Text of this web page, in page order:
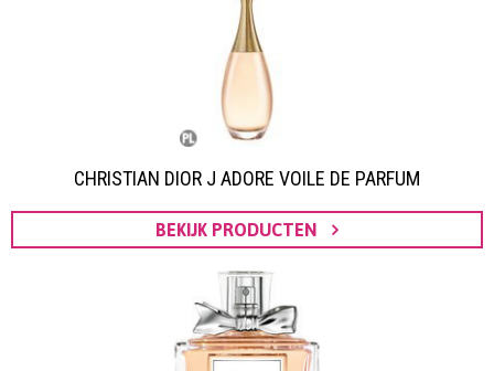
CHRISTIAN DIOR J ADORE VOILE DE PARFUM
BEKIJK PRODUCTEN